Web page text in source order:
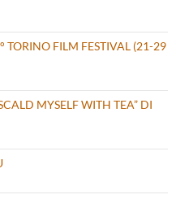
TORINO FILM FESTIVAL (21-29
MYSELF WITH TEA” DI